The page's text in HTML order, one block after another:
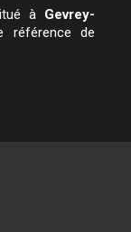
à Gevrey-
référence de